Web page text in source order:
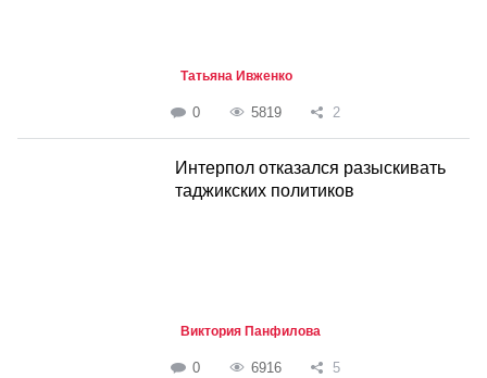
Татьяна Ивженко
0 5819 2
Интерпол отказался разыскивать
таджикских политиков
Виктория Панфилова
0 6916 5